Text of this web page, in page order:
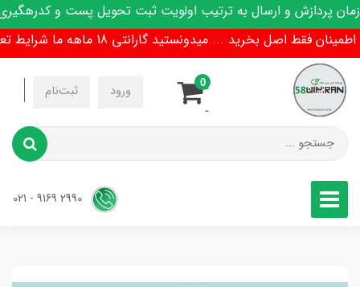
پردازش و ارسال به ترتیب اولویت ثبت تحویل پست و کدرهگیری
فقط اصل بخرید ... میدونستید گارانتی 18 ماهه ما شرایط تعویض هم داره !
ورود ثبت‌نام
-
-
0